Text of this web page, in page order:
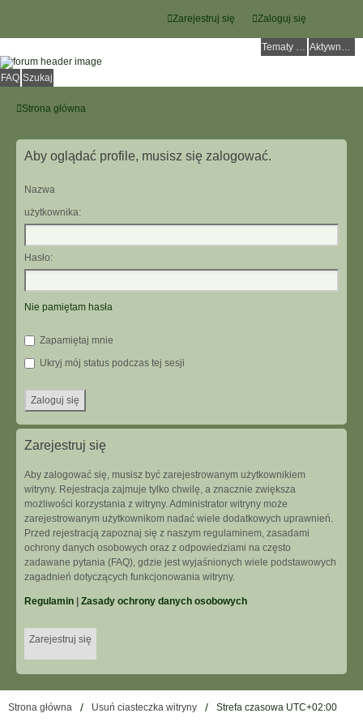
Zaloguj się
Zarejestruj się
Tematy bez odpowiedzi Aktywne tematy
FAQ Szukaj
Strona główna
Aby oglądać profile, musisz się zalogować.
Nazwa
użytkownika:
Hasło:
Nie pamiętam hasła
Zapamiętaj mnie
Ukryj mój status podczas tej sesji
Zarejestruj się
Aby zalogować się, musisz być zarejestrowanym użytkownikiem
witryny. Rejestracja zajmuje tylko chwilę, a znacznie zwiększa
możliwości korzystania z witryny. Administrator witryny może
zarejestrowanym użytkownikom nadać wiele dodatkowych uprawnień.
Przed rejestracją zapoznaj się z naszym regulaminem, zasadami
ochrony danych osobowych oraz z odpowiedziami na często
zadawane pytania (FAQ), gdzie jest wyjaśnionych wiele podstawowych
zagadnień dotyczących funkcjonowania witryny.
Regulamin Zasady ochrony danych osobowych
Zarejestruj się
Strona główna Usuń ciasteczka witryny Strefa czasowa UTC+02:00